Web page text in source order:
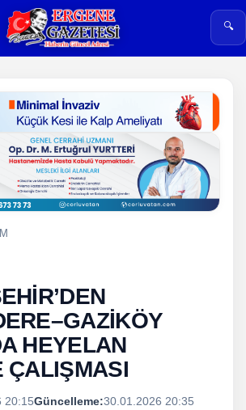
🔍
HEYELAN
ÇALIŞMASI
20:15Güncelleme:30.01.2026 20:35